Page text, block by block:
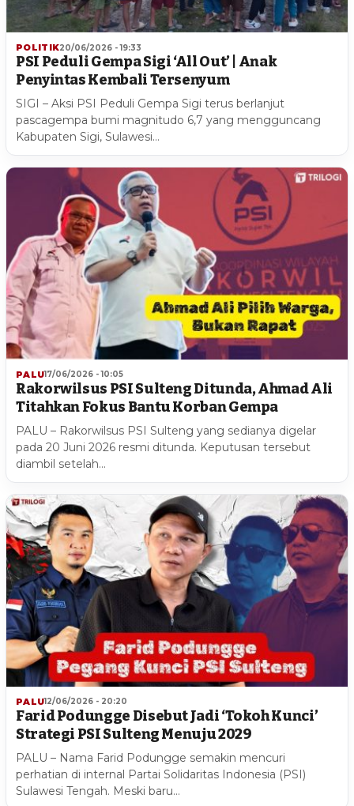
POLITIK20/06/2026 - 19:33
PSI Peduli Gempa Sigi ‘All Out’ | Anak
Penyintas Kembali Tersenyum
SIGI – Aksi PSI Peduli Gempa Sigi terus berlanjut
pascagempa bumi magnitudo 6,7 yang mengguncang
Kabupaten Sigi, Sulawesi…
PALU17/06/2026 - 10:05
Rakorwilsus PSI Sulteng Ditunda, Ahmad Ali
Titahkan Fokus Bantu Korban Gempa
PALU – Rakorwilsus PSI Sulteng yang sedianya digelar
pada 20 Juni 2026 resmi ditunda. Keputusan tersebut
diambil setelah…
PALU12/06/2026 - 20:20
Farid Podungge Disebut Jadi ‘Tokoh Kunci’
Strategi PSI Sulteng Menuju 2029
PALU – Nama Farid Podungge semakin mencuri
perhatian di internal Partai Solidaritas Indonesia (PSI)
Sulawesi Tengah. Meski baru…